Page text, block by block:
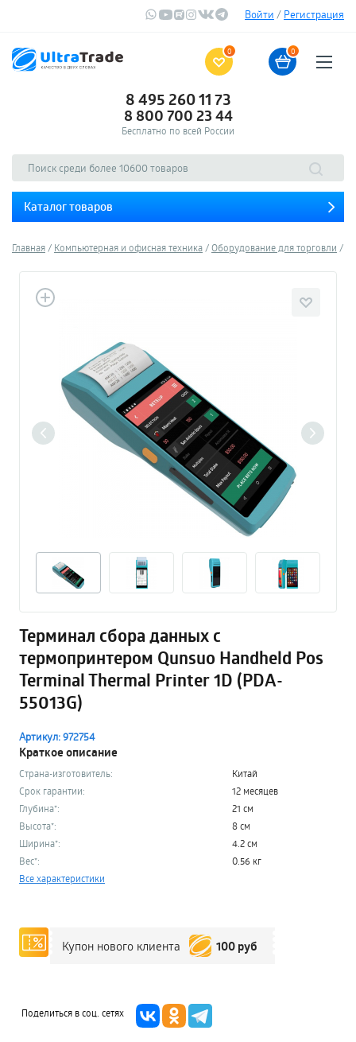
Войти / Регистрация
0 0
8 495 260 11 73
8 800 700 23 44
Бесплатно по всей России
Каталог товаров
Главная Компьютерная и офисная техника Оборудование для торговли
Терминал сбора данных с
термопринтером Qunsuo Нandheld Pos
Terminal Thermal Printer 1D (PDA-
55013G)
Артикул: 972754
Краткое описание
Страна-изготовитель:
Китай
Срок гарантии:
12 месяцев
Глубина*:
21 см
Высота*:
8 см
Ширина*:
4.2 см
Вес*:
0.56 кг
Все характеристики
Купон нового клиента 100 руб
Поделиться в соц. сетях